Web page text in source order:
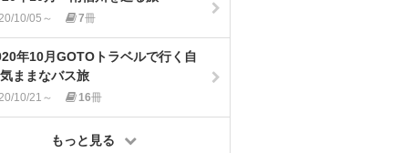
10/05～ 7冊
年10月GOTOトラベルで行く自
ままなバス旅
10/21～ 16冊
もっと見る